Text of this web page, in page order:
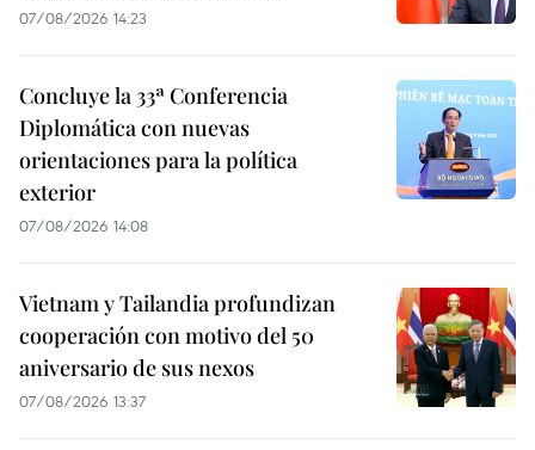
07/08/2026 14:23
Concluye la 33ª Conferencia
Diplomática con nuevas
orientaciones para la política
exterior
07/08/2026 14:08
Vietnam y Tailandia profundizan
cooperación con motivo del 50
aniversario de sus nexos
07/08/2026 13:37